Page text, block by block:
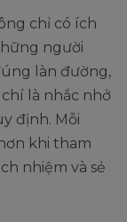
chỉ có ích
người
làn đường,
là nhắc nhở
định. Mỗi
khi tham
nhiệm và sẻ